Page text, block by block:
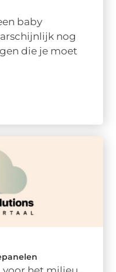
baby
nog
die je moet